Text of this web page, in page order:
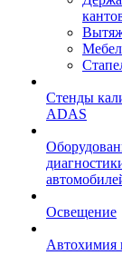
Стенды
ADAS
Освещение
Автохимия